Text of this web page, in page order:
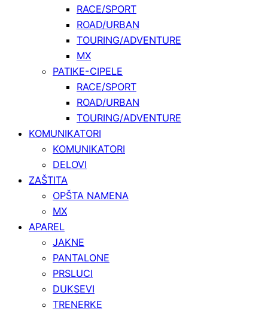
RACE/SPORT
ROAD/URBAN
TOURING/ADVENTURE
MX
PATIKE-CIPELE
RACE/SPORT
ROAD/URBAN
TOURING/ADVENTURE
KOMUNIKATORI
KOMUNIKATORI
DELOVI
ZAŠTITA
OPŠTA NAMENA
MX
APAREL
JAKNE
PANTALONE
PRSLUCI
DUKSEVI
TRENERKE